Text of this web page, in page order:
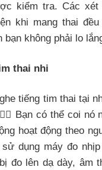
kiểm tra. Các xét
khi mang thai đều
không phải lo
thai nhi
tiếng tim thai tại
Bạn có thể coi nó
hoạt động theo
dụng máy đo
đo lên dạ dày, âm